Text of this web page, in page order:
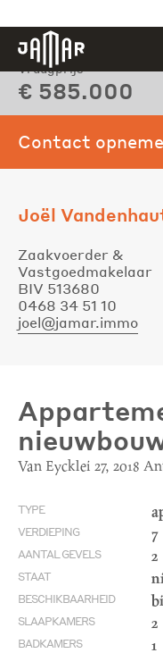
Jamar
Van Eycklei 27, 2018
TYPE
VERDIEPING 7
AANTAL GEVELS 2
STAAT
BESCHIKBAARHEID
SLAAPKAMERS 2
BADKAMERS 1
Vraagprijs
€ 585.000
Contact
Joël
Zaakvoerder &
Vastgoedmakelaar
BIV 513680
0468 34 51 10
joel@jamar.immo